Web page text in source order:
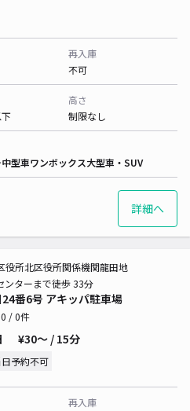
再入庫
不可
高さ
制限なし
中型車ワンボックス大型車・SUV
詳細へ
番6号 アキッパ駐車場
所北区役所関係機関龍田地
ンターまで徒歩 33分
0 / 0件
¥30〜 / 15分
日予約不可
再入庫